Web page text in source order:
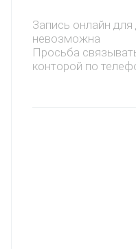
Запись онлайн
невозможна
Просьба
конторой по